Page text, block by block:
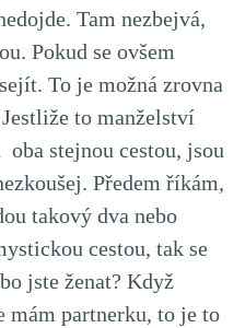
Tam nezbejvá,
Pokud se ovšem
To je možná zrovna
to manželství
stejnou cestou, jsou
Předem říkám,
takový dva nebo
cestou, tak se
jste ženat? Když
mám partnerku, to je to